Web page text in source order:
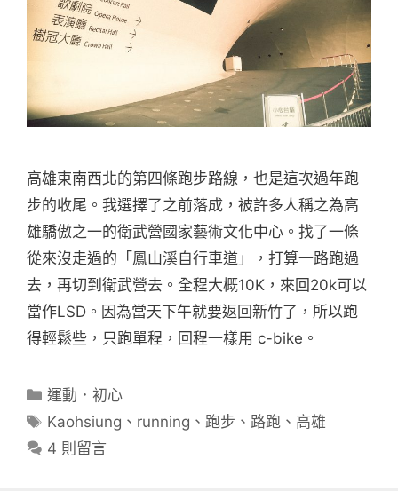
高雄東南西北的第四條跑步路線，也是這次過年跑
步的收尾。我選擇了之前落成，被許多人稱之為高
雄驕傲之一的衛武營國家藝術文化中心。找了一條
從來沒走過的「鳳山溪自行車道」，打算一路跑過
去，再切到衛武營去。全程大概10K，來回20k可以
當作LSD。因為當天下午就要返回新竹了，所以跑
得輕鬆些，只跑單程，回程一樣用 c-bike。
分
類
運動．初心
標
籤
Kaohsiung 、 running 、跑步 、路跑 、 高雄
4 則留言